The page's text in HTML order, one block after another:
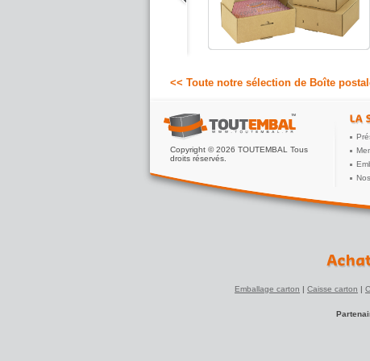
<< Toute notre sélection de Boîte
Copyright © 2026 TOUTEMBAL Tous
droits réservés.
Emballage carton | Caisse carton |